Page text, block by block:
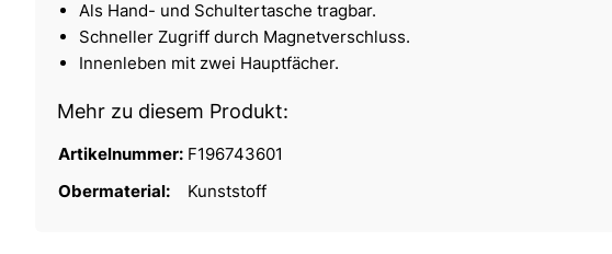
Als Hand- und Schultertasche tragbar.
Schneller Zugriff durch Magnetverschluss.
Innenleben mit zwei Hauptfächer.
Mehr zu diesem Produkt:
Artikelnummer: F196743601
Obermaterial:
Kunststoff